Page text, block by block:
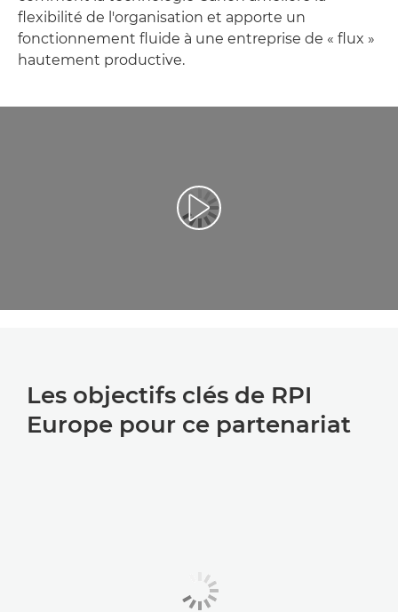
flexibilité de l'organisation et apporte un
fonctionnement fluide à une entreprise de « flux »
hautement productive.
Lancer la vidéo
Les objectifs clés de RPI
Europe pour ce partenariat